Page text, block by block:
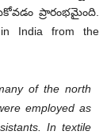
ప్రారంభమైంది.
in India from the
of the north
employed as
In textile